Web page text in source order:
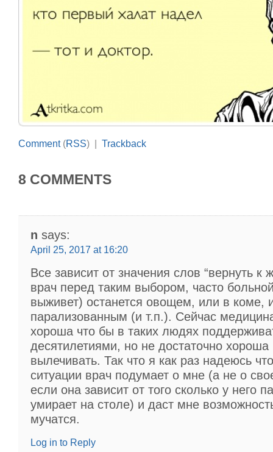
Comment(RSS) | Trackback
8 COMMENTS
n says:
April 25, 2017 at 16:20
Все зависит от значения слов “вернуть к
врач перед таким выбором, часто
выживет) останется овощем, или в коме,
парализованным (и т.п.). Сейчас
хороша что бы в таких людях
десятилетиями, но не достаточно хороша
вылечивать. Так что я как раз надеюсь
ситуации врач подумает о мне (а не о
если она зависит от того сколько у него
умирает на столе) и даст мне
мучатся.
Log in to Reply